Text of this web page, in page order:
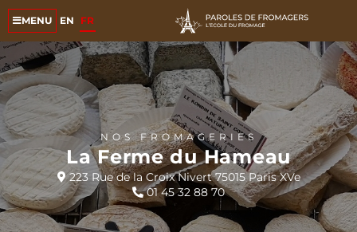
MENU EN FR
NOS FROMAGERIES
La Ferme du Hameau
223 Rue de la Croix Nivert 75015 Paris XVe
01 45 32 88 70